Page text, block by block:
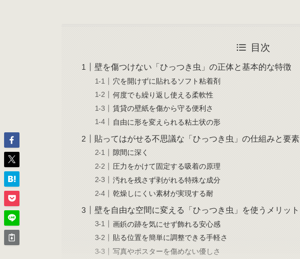
目次
壁を傷つけない「ひっつき虫」の正体と基本的な特徴
穴を開けずに貼れるソフト粘着剤
何度でも繰り返し使える柔軟性
賃貸の壁紙を傷から守る便利さ
自由に形を変えられる粘土状の形
貼ってはがせる不思議な「ひっつき虫」の仕組みと要素
隙間に深く
圧力をかけて固定する吸着の原理
汚れを残さず剥がれる特殊な成分
乾燥しにくい素材が実現する耐
壁を自由な空間に変える「ひっつき虫」を使うメリット
画鋲の跡を気にせず飾れる安心感
貼る位置を簡単に調整できる手軽さ
写真やポスターを傷めない優しさ